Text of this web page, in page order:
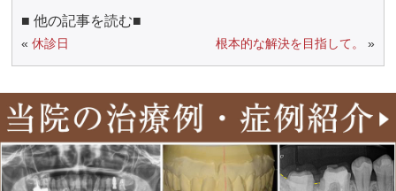
■ 他の記事を読む■
«休診日 根本的な解決を目指して。 »